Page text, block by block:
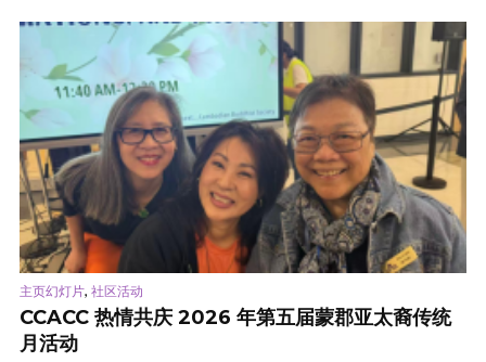
主页幻灯片, 社区活动
CCACC 热情共庆 2026 年第五届蒙郡亚太裔传统
月活动